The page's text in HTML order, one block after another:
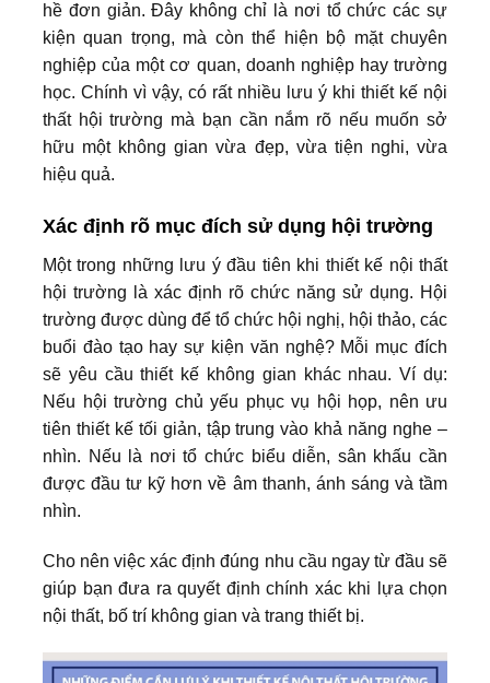
hề đơn giản. Đây không chỉ là nơi tổ chức các sự
kiện quan trọng, mà còn thể hiện bộ mặt chuyên
nghiệp của một cơ quan, doanh nghiệp hay trường
học. Chính vì vậy, có rất nhiều lưu ý khi thiết kế nội
thất hội trường mà bạn cần nắm rõ nếu muốn sở
hữu một không gian vừa đẹp, vừa tiện nghi, vừa
hiệu quả.
Xác định rõ mục đích sử dụng hội trường
Một trong những lưu ý đầu tiên khi thiết kế nội thất
hội trường là xác định rõ chức năng sử dụng. Hội
trường được dùng để tổ chức hội nghị, hội thảo, các
buổi đào tạo hay sự kiện văn nghệ? Mỗi mục đích
sẽ yêu cầu thiết kế không gian khác nhau. Ví dụ:
Nếu hội trường chủ yếu phục vụ hội họp, nên ưu
tiên thiết kế tối giản, tập trung vào khả năng nghe –
nhìn. Nếu là nơi tổ chức biểu diễn, sân khấu cần
được đầu tư kỹ hơn về âm thanh, ánh sáng và tầm
nhìn.
Cho nên việc xác định đúng nhu cầu ngay từ đầu sẽ
giúp bạn đưa ra quyết định chính xác khi lựa chọn
nội thất, bố trí không gian và trang thiết bị.